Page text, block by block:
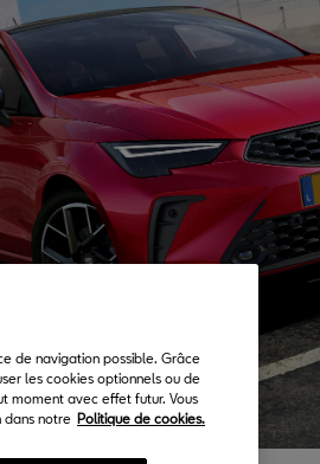
de navigation possible. Grâce
les cookies optionnels ou de
moment avec effet futur. Vous
dans notre Politique de cookies.